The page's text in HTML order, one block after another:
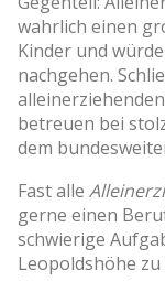
wahrlich einen
Kinder und
nachgehen.
betreuen bei
dem
Fast alle
gerne einen
schwierige
Leopoldshöhe